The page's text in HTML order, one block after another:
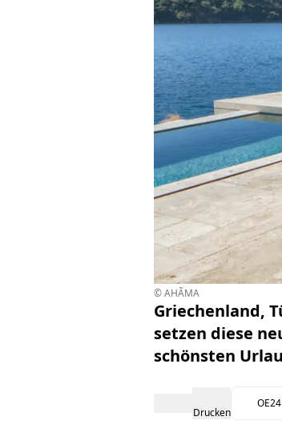
© AHÃMA
Griechenland,
setzen diese
schönsten
Drucken